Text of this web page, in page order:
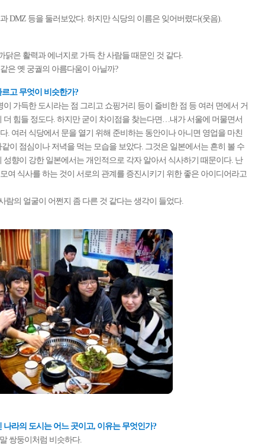
DMZ 등을 둘러보았다. 하지만 식당의 이름은 잊어버렸다(웃음).
닭은 활력과 에너지로 가득 찬 사람들 때문인 것 같다.
은 옛 궁궐의 아름다움이 아닐까?
고 무엇이 비슷한가?
이 가득한 도시라는 점 그리고 쇼핑거리 등이 즐비한 점 등 여러 면에서 거
더 힘들 정도다. 하지만 굳이 차이점을 찾는다면…내가 서울에 머물면서
. 여러 식당에서 문을 열기 위해 준비하는 동안이나 아니면 영업을 마친
이 점심이나 저녁을 먹는 모습을 보았다. 그것은 일본에서는 흔히 볼 수
향이 강한 일본에서는 개인적으로 각자 알아서 식사하기 때문이다. 난
여 식사를 하는 것이 서로의 관계를 증진시키기 위한 좋은 아이디어라고
람의 얼굴이 어쩐지 좀 다른 것 같다는 생각이 들었다.
라의 도시는 어느 곳이고, 이유는 무엇인가?
쌍둥이처럼 비슷하다.